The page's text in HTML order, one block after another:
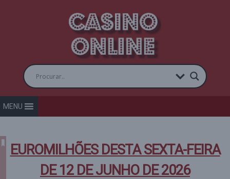
MENU
EUROMILHÕES DESTA SEXTA-FEIRA
DE 12 DE JUNHO DE 2026